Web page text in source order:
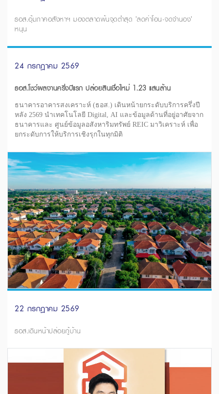
ธอส.อุ้มภาคอสังหาฯ มองตลาดพ้นจุดต่ำสุด 'ลดค่าโอน-จดจำนอง'
หนุน
24 กรกฎาคม 2569
ธอส.โชว์ผลงานครึ่งปีแรก ปล่อยสินเชื่อใหม่ 1.23 แสนล้าน
ธนาคารอาคารสงเคราะห์ (ธอส.) เดินหน้ายกระดับบริการครึ่งปี
หลัง 2569 นำเทคโนโลยี Digital, AI และข้อมูลด้านที่อยู่อาศัยจาก
ธนาคารและ ศูนย์ข้อมูลอสังหาริมทรัพย์ REIC มาวิเคราะห์ เพื่อ
ยกระดับการให้บริการเชิงรุกในทุกมิติ
22 กรกฎาคม 2569
ธอส.เดินหน้าปล่อยกู้บ้าน